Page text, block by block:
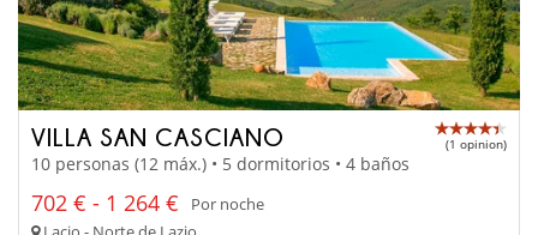
VILLA SAN CASCIANO (1 opinion)
10 personas (12 máx.) • 5 dormitorios • 4 baños
702 € - 1 264 €
Por noche